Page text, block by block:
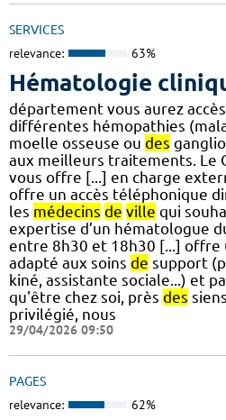
SERVICES
relevance: 63%
Hématologie
département vous aurez
différentes hémopathies
moelle osseuse ou des
aux meilleurs traitements. Le
vous offre [...] en charge
offre un accès téléphonique
les médecins de ville qui
expertise d’un hématologue
entre 8h30 et 18h30 [...] offre
adapté aux soins de support
kiné, assistante sociale...) et
qu'être chez soi, près des
privilégié, nous
29/04/2026 09:50
PAGES
relevance: 62%